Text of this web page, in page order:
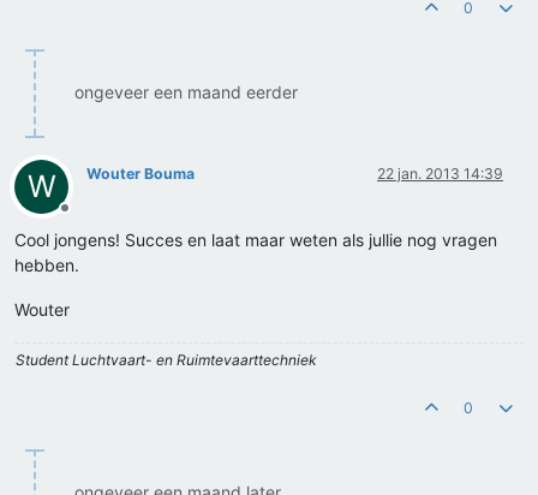
0
ongeveer een maand eerder
W
Offline
Wouter Bouma 22 jan. 2013 14:39
Cool jongens! Succes en laat maar weten als jullie nog vragen
hebben.
Wouter
Student Luchtvaart- en Ruimtevaarttechniek
0